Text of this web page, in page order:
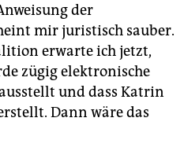
der
mir juristisch sauber.
erwarte ich jetzt,
zügig elektronische
und dass Katrin
Dann wäre das